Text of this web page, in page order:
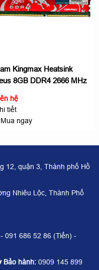
Kingmax Heatsink
8GB DDR4 2666 MHz
hệ
tiết
Mua ngay
12, quận 3, Thành phố Hồ
Nhiêu Lộc, Thành Phố
091 686 52 86 (Tiến) -
Bảo hành: 0909 145 899